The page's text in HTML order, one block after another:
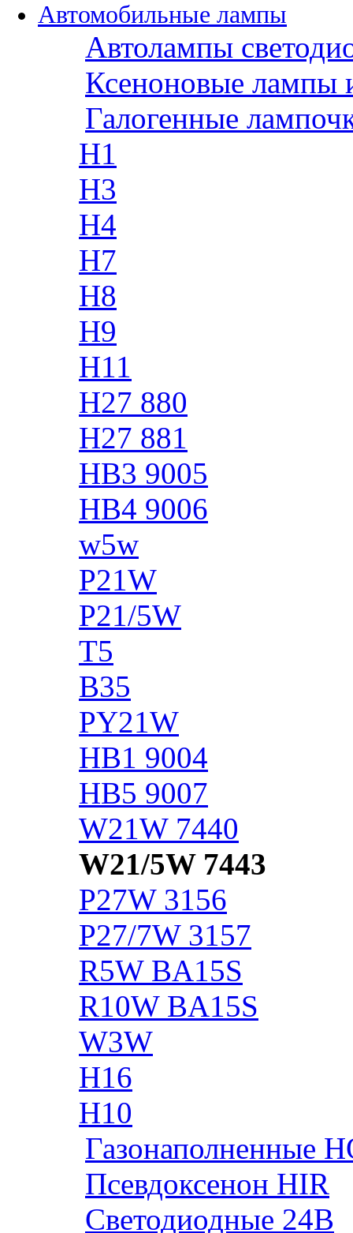
Автомобильные лампы
Автолампы
Ксеноновые лампы
Галогенные
H1
H3
H4
H7
H8
H9
H11
H27 880
H27 881
HB3 9005
HB4 9006
w5w
P21W
P21/5W
T5
B35
PY21W
HB1 9004
HB5 9007
W21W 7440
W21/5W 7443
P27W 3156
P27/7W 3157
R5W BA15S
R10W BA15S
W3W
H16
H10
Газонаполненные
Псевдоксенон HIR
Cветодиодные 24B